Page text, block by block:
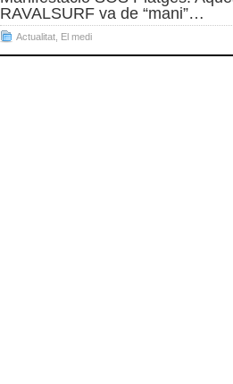
RAVALSURF va de “mani”…
Actualitat El medi